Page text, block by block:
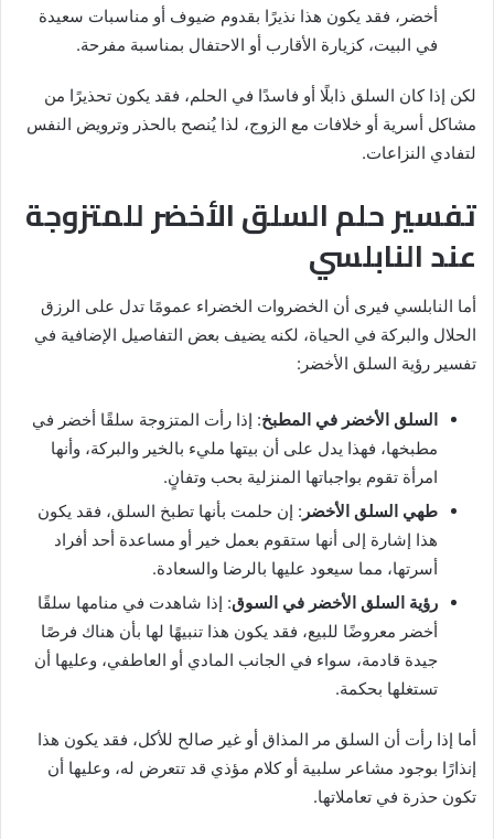
أخضر، فقد يكون هذا نذيرًا بقدوم ضيوف أو مناسبات سعيدة
في البيت، كزيارة الأقارب أو الاحتفال بمناسبة مفرحة.
لكن إذا كان السلق ذابلًا أو فاسدًا في الحلم، فقد يكون تحذيرًا من
مشاكل أسرية أو خلافات مع الزوج، لذا يُنصح بالحذر وترويض النفس
لتفادي النزاعات.
تفسير حلم السلق الأخضر للمتزوجة
عند النابلسي
أما النابلسي فيرى أن الخضروات الخضراء عمومًا تدل على الرزق
الحلال والبركة في الحياة، لكنه يضيف بعض التفاصيل الإضافية في
تفسير رؤية السلق الأخضر:
السلق الأخضر في المطبخ: إذا رأت المتزوجة سلقًا أخضر في
مطبخها، فهذا يدل على أن بيتها مليء بالخير والبركة، وأنها
امرأة تقوم بواجباتها المنزلية بحب وتفانٍ.
طهي السلق الأخضر : إن حلمت بأنها تطبخ السلق، فقد يكون
هذا إشارة إلى أنها ستقوم بعمل خير أو مساعدة أحد أفراد
أسرتها، مما سيعود عليها بالرضا والسعادة.
رؤية السلق الأخضر في السوق: إذا شاهدت في منامها سلقًا
أخضر معروضًا للبيع، فقد يكون هذا تنبيهًا لها بأن هناك فرصًا
جيدة قادمة، سواء في الجانب المادي أو العاطفي، وعليها أن
تستغلها بحكمة.
أما إذا رأت أن السلق مر المذاق أو غير صالح للأكل، فقد يكون هذا
إنذارًا بوجود مشاعر سلبية أو كلام مؤذي قد تتعرض له، وعليها أن
تكون حذرة في تعاملاتها.